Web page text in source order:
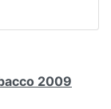
2009